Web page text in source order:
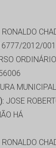
RONALDO
2012/001
JOSE
HÁ
RONALDO